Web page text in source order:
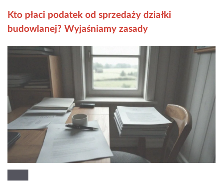
Kto płaci podatek od sprzedaży działki
budowlanej? Wyjaśniamy zasady